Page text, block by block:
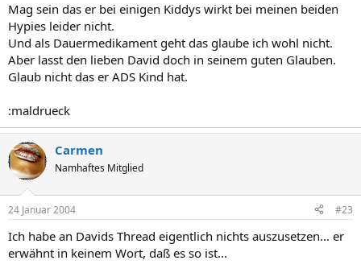
Mag sein das er bei einigen Kiddys wirkt bei meinen beiden
Hypies leider nicht.
Und als Dauermedikament geht das glaube ich wohl nicht.
Aber lasst den lieben David doch in seinem guten Glauben.
Glaub nicht das er ADS Kind hat.
:maldrueck
Carmen
Namhaftes Mitglied
24 Januar 2004 #23
Ich habe an Davids Thread eigentlich nichts auszusetzen... er
erwähnt in keinem Wort, daß es so ist...